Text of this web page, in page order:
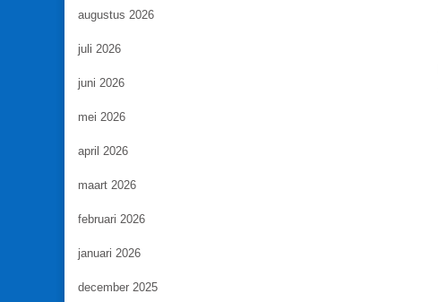
augustus 2026
juli 2026
juni 2026
mei 2026
april 2026
maart 2026
februari 2026
januari 2026
december 2025